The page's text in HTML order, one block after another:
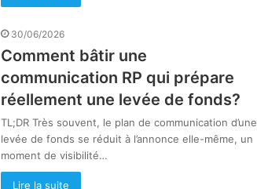
30/06/2026
Comment bâtir une
communication RP qui prépare
réellement une levée de fonds?
TL;DR Très souvent, le plan de communication d’une
levée de fonds se réduit à l’annonce elle-même, un
moment de visibilité…
Lire la suite